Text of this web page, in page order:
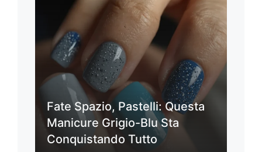
Fate Spazio, Pastelli: Questa
Manicure Grigio-Blu Sta
Conquistando Tutto